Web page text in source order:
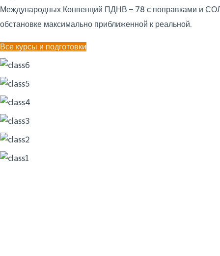
Международных Конвенций ПДНВ – 78 с поправками и
обстановке максимально приближенной к реальной.
Все курсы и подготовки